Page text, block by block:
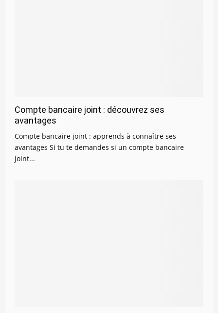
Compte bancaire joint : découvrez ses
avantages
Compte bancaire joint : apprends à connaître ses
avantages Si tu te demandes si un compte bancaire
joint...